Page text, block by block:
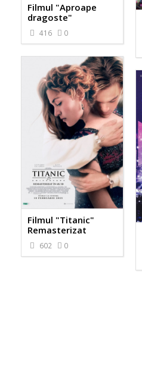
Filmul "Aproape
dragoste"
416 0
Filmul "Titanic"
Remasterizat
602 0